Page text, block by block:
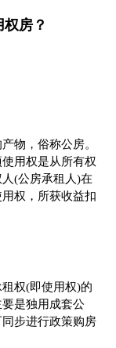
房？
物，俗称公房。
用权是从所有权
(公房承租人)在
权，所获收益扣
权(即使用权)的
是独用成套公
步进行政策购房